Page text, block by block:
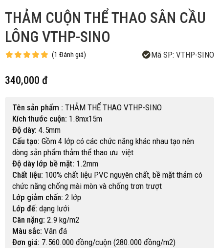
THẢM CUỘN THỂ THAO SÂN CẦU
LÔNG VTHP-SINO
(1 Đánh giá) Mã SP: VTHP-SINO
340,000 đ
Tên sản phẩm : THẢM THỂ THAO VTHP-SINO
Kích thước cuộn: 1.8mx15m
Độ dày: 4.5mm
Cấu tạo: Gồm 4 lớp có các chức năng khác nhau tạo nên
dòng sản phẩm thảm thể thao ưu việt
Độ dày lớp bề mặt: 1.2mm
Chất liệu: 100% chất liệu PVC nguyên chất, bề mặt thảm có
chức năng chống mài mòn và chống trơn trượt
Lớp giảm chấn: 2 lớp
Lớp đế: dạng lưới
Cân nặng: 2.9 kg/m2
Màu sắc: Vân đá
Đơn giá: 7.560.000 đồng/cuộn (280.000 đồng/m2)